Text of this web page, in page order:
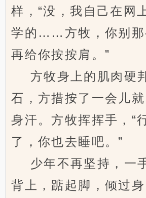
样，“没，我自己在网
学的……方牧，你别那
再给你按按肩。”
方牧身上的肌肉硬
石，方措按了一会儿
身汗。方牧挥挥手，“
了，你也去睡吧。”
少年不再坚持，一
背上，踮起脚，倾过